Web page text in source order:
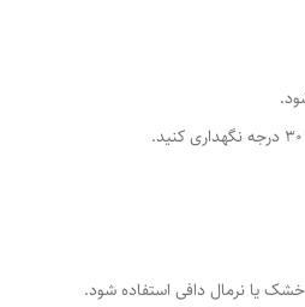
یا نرمال دافی استفاده شود.